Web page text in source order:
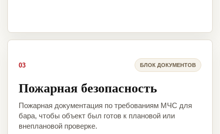
03 БЛОК ДОКУМЕНТОВ
Пожарная безопасность
Пожарная документация по требованиям МЧС для
бара, чтобы объект был готов к плановой или
внеплановой проверке.